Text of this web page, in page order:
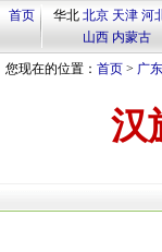
首页 华北 北京 天津 河
山西 内蒙古
您现在的位置： 首页 > 广
汉